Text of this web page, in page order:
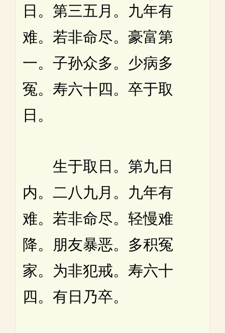
日。第三五月。九年有
难。若非命尽。豪富第
一。子孙众多。少病多
冤。寿六十四。卒于取
日。
生于取日。第九日
内。二八九月。九年有
难。若非命尽。轻慢难
降。朋友暴恶。多积冤
家。为非犯戒。寿六十
四。有日乃卒。